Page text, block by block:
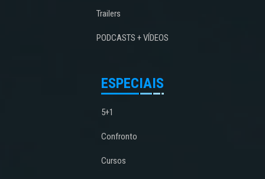
Trailers
PODCASTS + VÍDEOS
ESPECIAIS
5+1
Confronto
Cursos